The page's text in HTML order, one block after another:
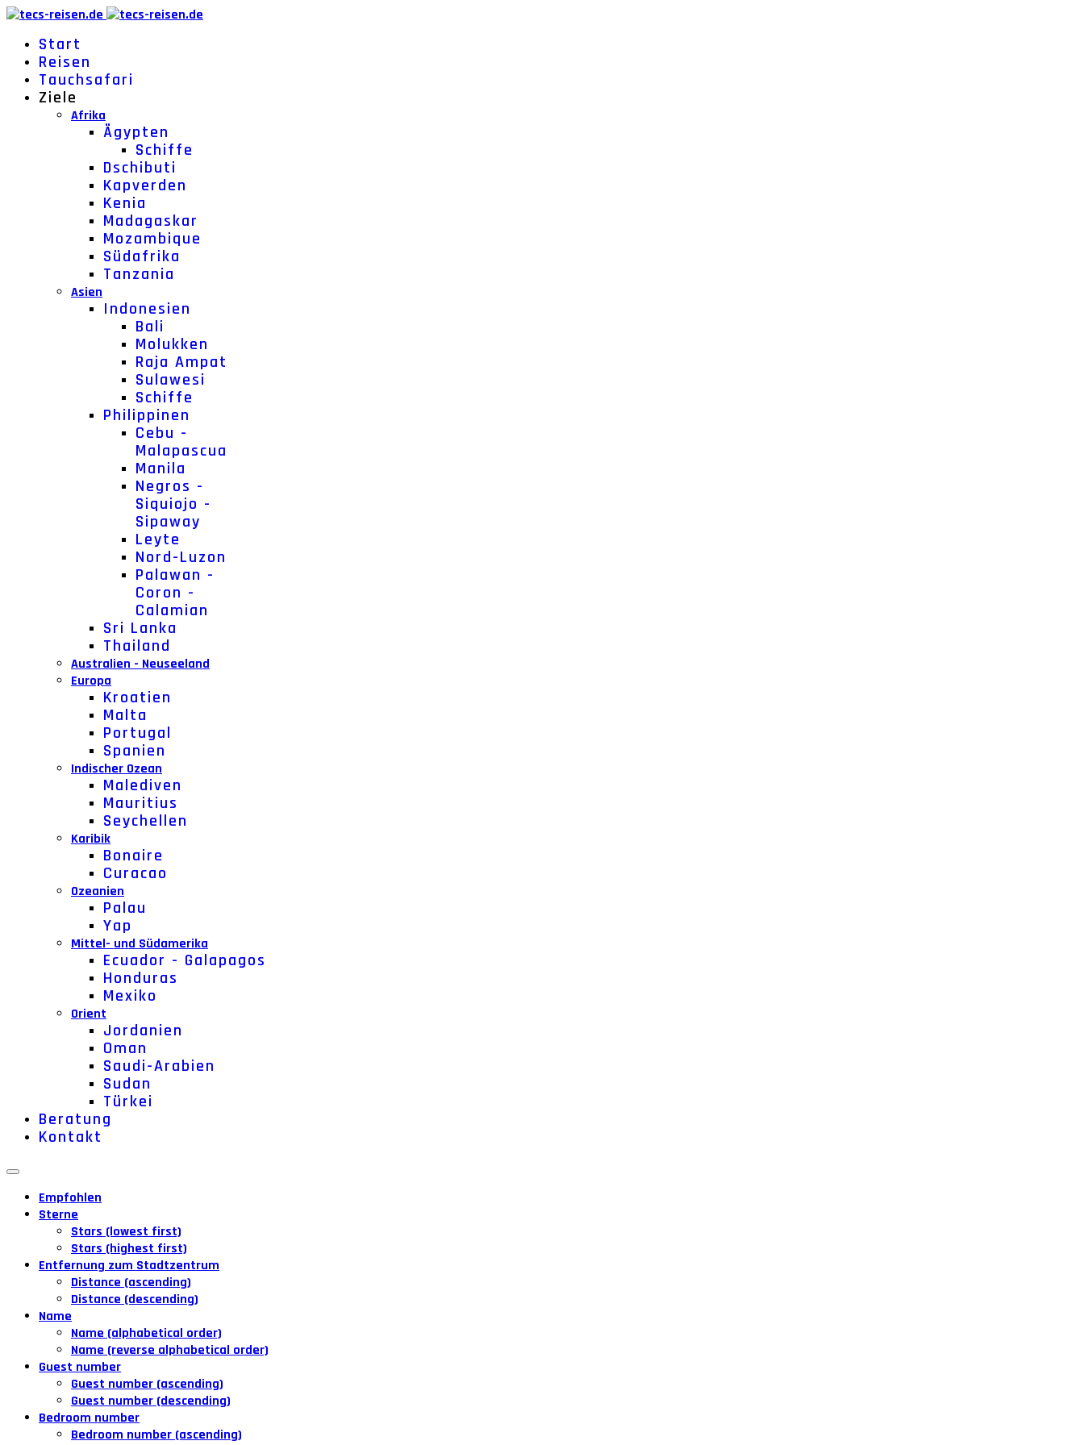
Start
Reisen
Tauchsafari
Ziele
Afrika
Ägypten
Schiffe
Dschibuti
Kapverden
Kenia
Madagaskar
Mozambique
Südafrika
Tanzania
Asien
Indonesien
Bali
Molukken
Raja Ampat
Sulawesi
Schiffe
Philippinen
Cebu -
Malapascua
Manila
Negros -
Siquiojo -
Sipaway
Leyte
Nord-Luzon
Palawan -
Coron -
Calamian
Sri Lanka
Thailand
Australien - Neuseeland
Europa
Kroatien
Malta
Portugal
Spanien
Indischer Ozean
Malediven
Mauritius
Seychellen
Karibik
Bonaire
Curacao
Ozeanien
Palau
Yap
Mittel- und Südamerika
Ecuador - Galapagos
Honduras
Mexiko
Orient
Jordanien
Oman
Saudi-Arabien
Sudan
Türkei
Beratung
Kontakt
Empfohlen
Sterne
Stars (lowest first)
Stars (highest first)
Entfernung zum Stadtzentrum
Distance (ascending)
Distance (descending)
Name
Name (alphabetical order)
Name (reverse alphabetical order)
Guest number
Guest number (ascending)
Guest number (descending)
Bedroom number
Bedroom number (ascending)